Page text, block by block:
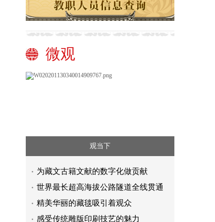
微观
观当下
为藏文古籍文献的数字化做贡献
世界最长超高海拔公路隧道全线贯通
精美华丽的藏毯吸引着观众
感受传统雕版印刷技艺的魅力